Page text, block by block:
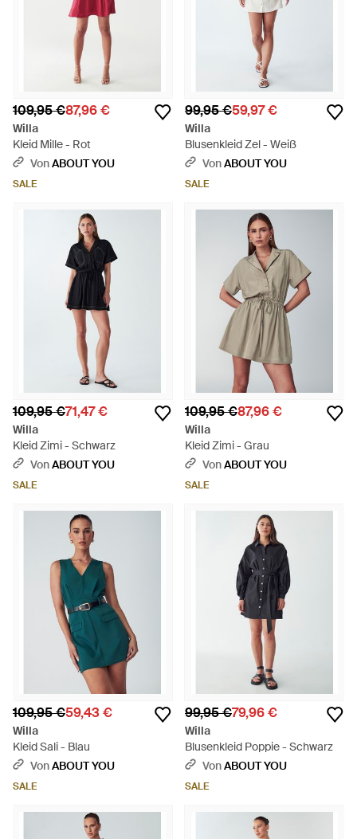
109,95 €87,96 €
Willa
Kleid Mille - Rot
VonABOUT YOU
SALE
99,95 €59,97 €
Willa
Blusenkleid Zel - Weiß
VonABOUT YOU
SALE
109,95 €71,47 €
Willa
Kleid Zimi - Schwarz
VonABOUT YOU
SALE
109,95 €87,96 €
Willa
Kleid Zimi - Grau
VonABOUT YOU
SALE
109,95 €59,43 €
Willa
Kleid Sali - Blau
VonABOUT YOU
SALE
99,95 €79,96 €
Willa
Blusenkleid Poppie - Schwarz
VonABOUT YOU
SALE